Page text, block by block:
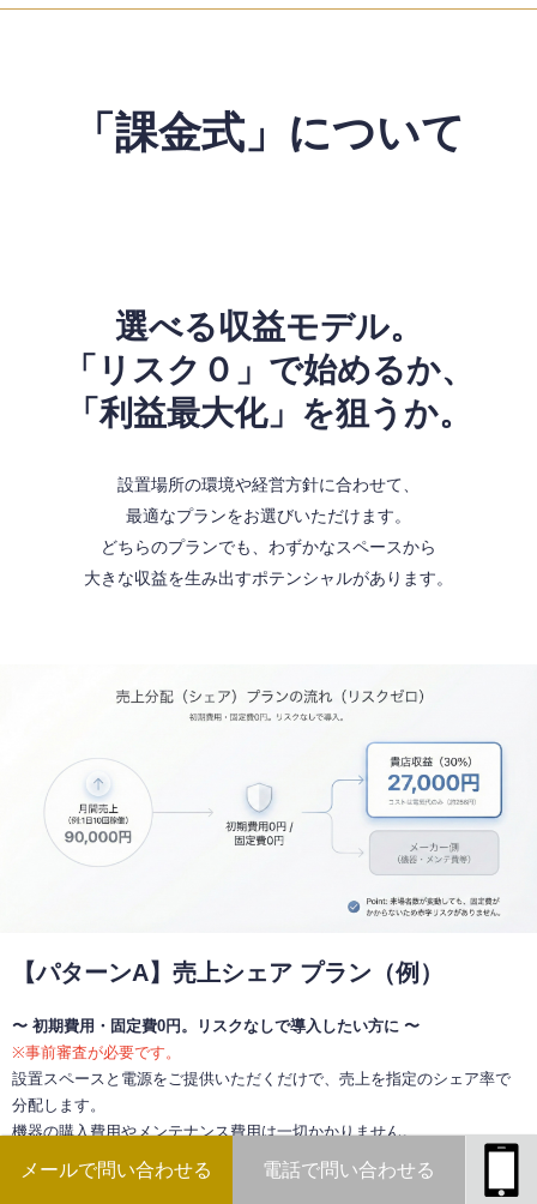
メールで問い合わせる 電話で問い合わせる
「課金式」について
選べる収益モデル。
「リスク０」で始めるか、
「利益最大化」を狙うか。
設置場所の環境や経営方針に合わせて、
最適なプランをお選びいただけます。
どちらのプランでも、わずかなスペースから
大きな収益を生み出すポテンシャルがあります。
【パターンA】売上シェア プラン（例）
〜 初期費用・固定費0円。リスクなしで導入したい方に 〜
※事前審査が必要です。
設置スペースと電源をご提供いただくだけで、売上を指定のシェア率で
分配します。
機器の購入費用やメンテナンス費用は一切かかりません。
＜月間収支シミュレーション（1台あたり）＞